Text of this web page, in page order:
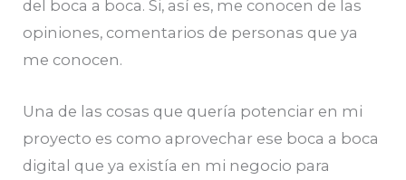
del boca a boca. Si, así es, me conocen de las
opiniones, comentarios de personas que ya
me conocen.
Una de las cosas que quería potenciar en mi
proyecto es como aprovechar ese boca a boca
digital que ya existía en mi negocio para